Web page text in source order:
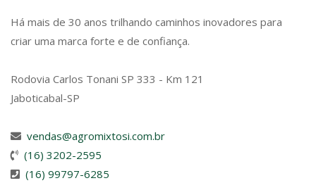
Há mais de 30 anos trilhando caminhos inovadores para
criar uma marca forte e de confiança.
Rodovia Carlos Tonani SP 333 - Km 121
Jaboticabal-SP
vendas@agromixtosi.com.br
(16) 3202-2595
(16) 99797-6285